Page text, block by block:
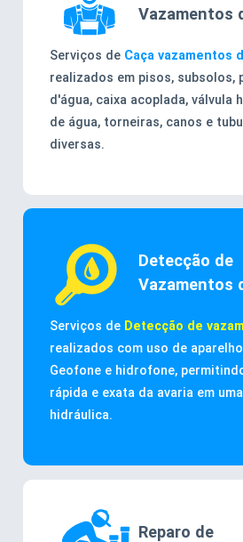
Vazamentos
Serviços de Caça vazamentos
realizados em pisos, subsolos,
d'água, caixa acoplada, válvula
de água, torneiras, canos e
diversas.
Detecção de
Vazamentos
Serviços de Detecção de
realizados com uso de
Geofone e hidrofone,
rápida e exata da avaria em
hidráulica.
Reparo de